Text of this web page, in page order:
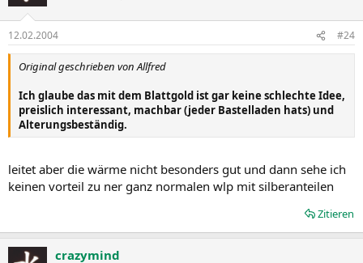
12.02.2004 #24
Original geschrieben von Allfred
Ich glaube das mit dem Blattgold ist gar keine schlechte Idee,
preislich interessant, machbar (jeder Bastelladen hats) und
Alterungsbeständig.
leitet aber die wärme nicht besonders gut und dann sehe ich
keinen vorteil zu ner ganz normalen wlp mit silberanteilen
Zitieren
crazymind